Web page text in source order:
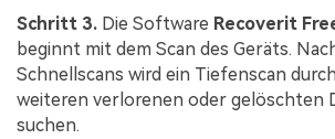
Schritt 3. Die Software Recoverit
beginnt mit dem Scan des Geräts.
Schnellscans wird ein Tiefenscan
weiteren verlorenen oder gelöschten
suchen.